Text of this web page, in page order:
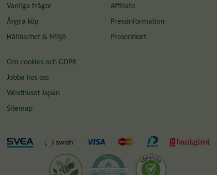
Vanliga frågor
Ångra köp
Hållbarhet & Miljö
Affiliate
Pressinformation
Presentkort
Om cookies och GDPR
Jobba hos oss
Wexthuset Japan
Sitemap